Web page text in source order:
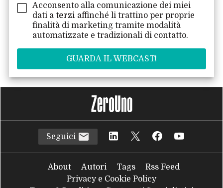
Acconsento alla comunicazione dei miei
dati aterzi affinché li trattino per proprie
finalità di marketing tramite modalità
automatizzate e tradizionali di contatto.
Seguici
About Autori Tags
Rss Feed
Privacy e Cookie Policy